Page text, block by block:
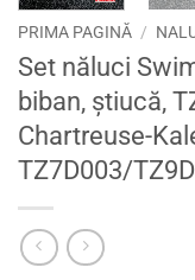
PRIMA PAGINĂ /
Set năluci
biban, știucă,
Chartreuse-
TZ7D003/